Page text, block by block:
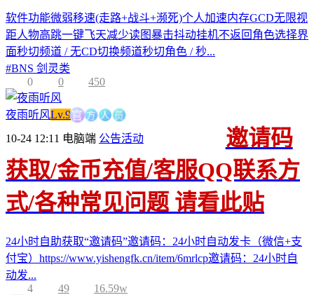
软件功能微弱移速(走路+战斗+濒死)个人加速内存GCD无限视
距人物高跳一键飞天减少读图暴击抖动挂机不返回角色选择界
面秒切频道 / 无CD切换频道秒切角色 / 秒...
#BNS 剑灵类
0
0 450
夜雨听风Lv.9官方人员
10-24 12:11 电脑端 公告活动
邀请码
获取/金币充值/客服QQ联系方
式/各种常见问题 请看此贴
24小时自助获取“邀请码”邀请码：24小时自动发卡（微信+支
付宝）https://www.yishengfk.cn/item/6mrlcp邀请码：24小时自
动发...
4
49 16.59w